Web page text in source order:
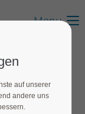
Menu
auf unserer
andere uns